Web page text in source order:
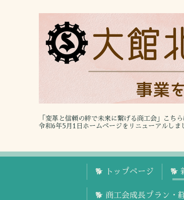
「変革と信頼の絆で未来に繋げる商工会」こち
令和6年5月1日ホームページをリニューアルしま
🐕 トップページ 🐕
🐕 商工会成長プラン・